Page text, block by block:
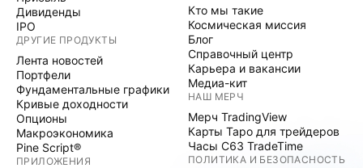
Дивиденды
IPO
ДРУГИЕ ПРОДУКТЫ
Лента новостей
Портфели
Фундаментальные графики
Кривые доходности
Опционы
Макроэкономика
Pine Script®
ПРИЛОЖЕНИЯ
Кто мы такие
Космическая миссия
Блог
Справочный центр
Карьера и вакансии
Медиа-кит
НАШ МЕРЧ
Мерч TradingView
Карты Таро для трейдеров
Часы C63 TradeTime
ПОЛИТИКА И БЕЗОПАСНОСТЬ